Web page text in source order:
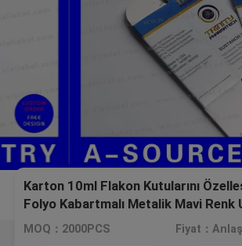
Karton 10ml Flakon Kutularını
Folyo Kabartmalı Metalik Mavi Renk
MOQ：2000PCS Fiyat：